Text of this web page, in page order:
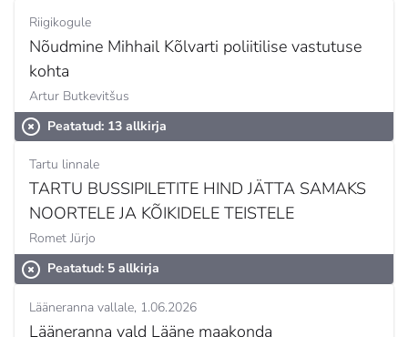
Riigikogule
Nõudmine Mihhail Kõlvarti poliitilise vastutuse
kohta
Artur Butkevitšus
Peatatud: 13 allkirja
Tartu linnale
TARTU BUSSIPILETITE HIND JÄTTA SAMAKS
NOORTELE JA KÕIKIDELE TEISTELE
Romet Jürjo
Peatatud: 5 allkirja
Lääneranna vallale 1.06.2026
Lääneranna vald Lääne maakonda